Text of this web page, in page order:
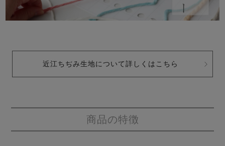
近江ちぢみ生地について詳しくはこちら
商品の特徴